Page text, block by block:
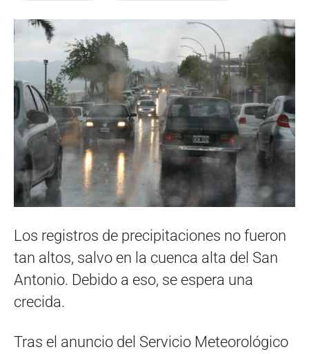
Los registros de precipitaciones no fueron
tan altos, salvo en la cuenca alta del San
Antonio. Debido a eso, se espera una
crecida.
Tras el anuncio del Servicio Meteorológico